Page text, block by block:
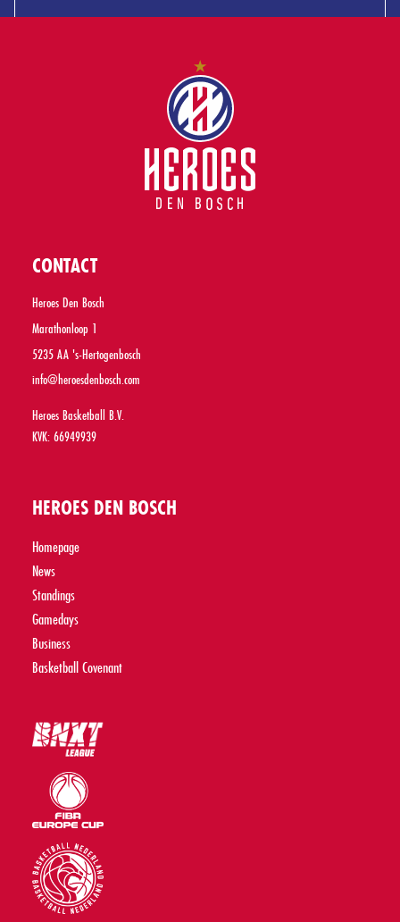
CONTACT
Heroes Den Bosch
Marathonloop 1
5235 AA 's-Hertogenbosch
info@heroesdenbosch.com
Heroes Basketball B.V.
KVK: 66949939
HEROES DEN BOSCH
Homepage
News
Standings
Gamedays
Business
Basketball Covenant